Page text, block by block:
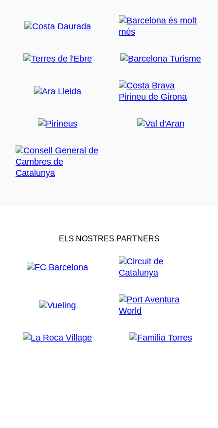
ELS NOSTRES PARTNERS